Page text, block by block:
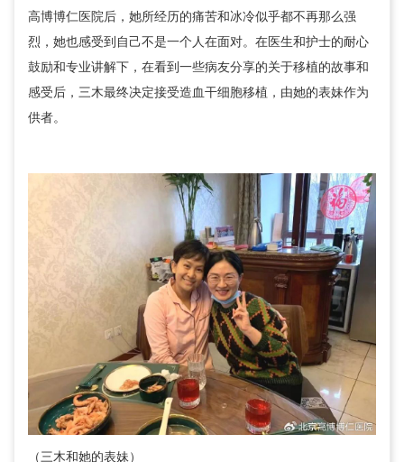
高博博仁医院后，她所经历的痛苦和冰冷似乎都不再那么强
烈，她也感受到自己不是一个人在面对。在医生和护士的耐心
鼓励和专业讲解下，在看到一些病友分享的关于移植的故事和
感受后，三木最终决定接受造血干细胞移植，由她的表妹作为
供者。
（三木和她的表妹）